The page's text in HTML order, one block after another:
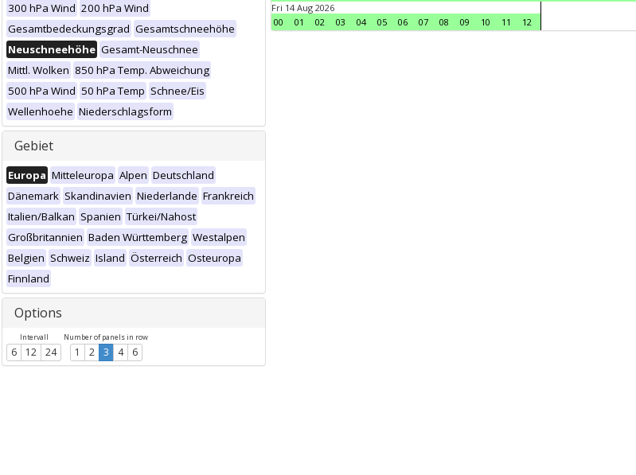
300 hPa Wind 200 hPa Wind
Gesamtbedeckungsgrad Gesamtschneehöhe
Neuschneehöhe Gesamt-Neuschnee
Mittl. Wolken 850 hPa Temp. Abweichung
500 hPa Wind 50 hPa Temp Schnee/Eis
Wellenhoehe Niederschlagsform
Gebiet
Europa Mitteleuropa Alpen Deutschland
Dänemark Skandinavien Niederlande Frankreich
Italien/Balkan Spanien Türkei/Nahost
Großbritannien Baden Württemberg Westalpen
Belgien Schweiz Island Österreich Osteuropa
Finnland
Options
Intervall
6 12 24
Number of panels in row
1 2 3 4 6
Fri 14 Aug 2026
00
01 02 03 04 05 06 07 08 09 10 11 12